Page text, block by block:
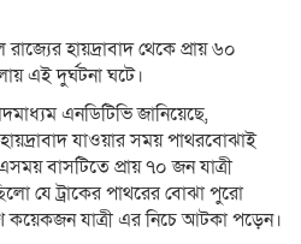
হায়দ্রাবাদ থেকে প্রায় ৬০
এই দুর্ঘটনা ঘটে।
এনডিটিভি জানিয়েছে,
যাওয়ার সময় পাথরবোঝাই
বাসটিতে প্রায় ৭০ জন যাত্রী
যে ট্রাকের পাথরের বোঝা পুরো
যাত্রী এর নিচে আটকা পড়েন।